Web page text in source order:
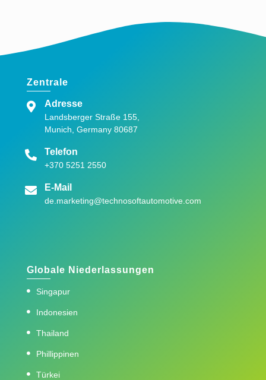
Zentrale
Adresse
Landsberger Straße 155,
Munich, Germany 80687
Telefon
+370 5251 2550
E-Mail
de.marketing@technosoftautomotive.com
Globale Niederlassungen
Singapur
Indonesien
Thailand
Phillippinen
Türkei